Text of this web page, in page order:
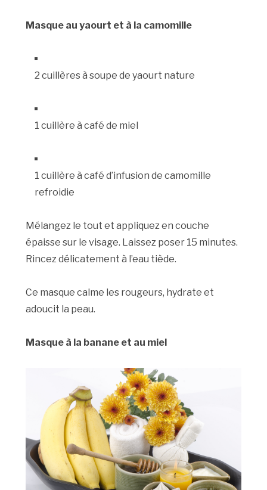
Masque au yaourt et à la camomille
2 cuillères à soupe de yaourt nature
1 cuillère à café de miel
1 cuillère à café d’infusion de camomille
refroidie
Mélangez le tout et appliquez en couche
épaisse sur le visage. Laissez poser 15 minutes.
Rincez délicatement à l’eau tiède.
Ce masque calme les rougeurs, hydrate et
adoucit la peau.
Masque à la banane et au miel